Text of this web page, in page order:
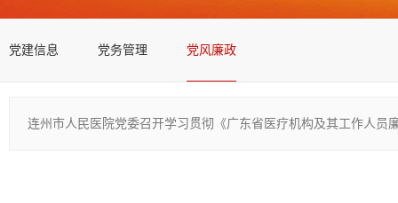
党建信息 党务管理 党风廉政
连州市人民医院党委召开学习贯彻《广东省医疗机构及其工作人